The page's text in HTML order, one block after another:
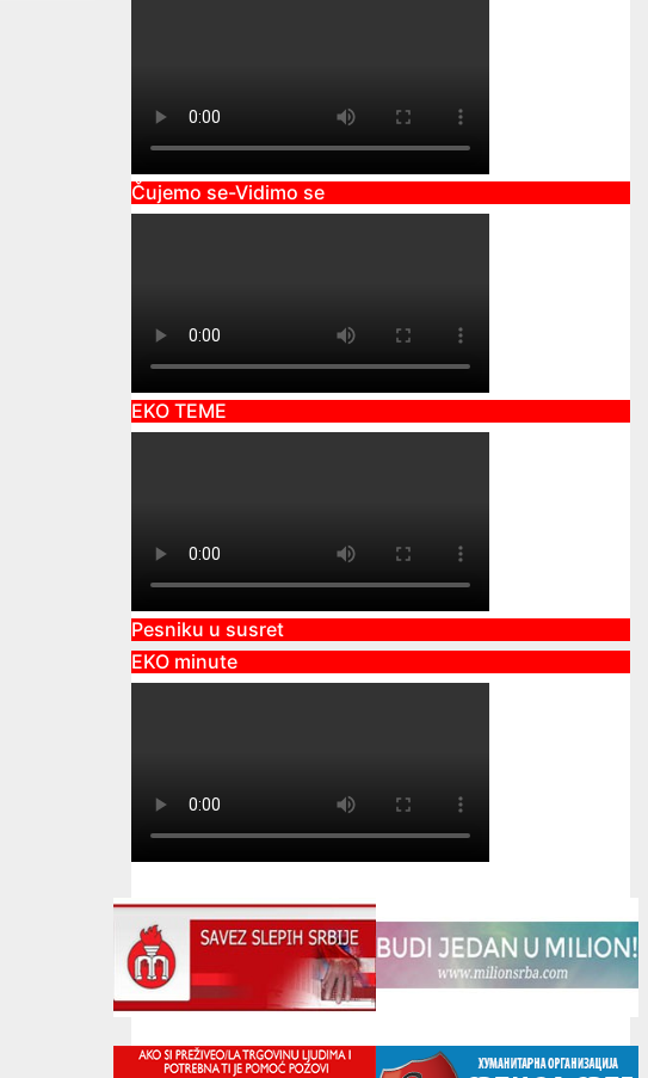
Čujemo se-Vidimo se
EKO TEME
Pesniku u susret
EKO minute